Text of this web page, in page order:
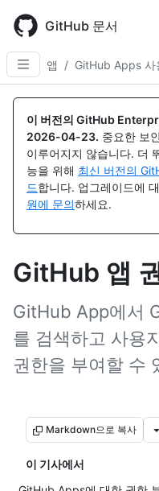
main
content
GitHub 문서
앱 / GitHub Apps 사
이 버전의 GitHub
2026-04-23. 중요한 보
이루어지지 않습니다. 더
능을 위해 최신 버전의
드합니다. 업그레이드에
원에 문의하세요.
GitHub 앱
GitHub App에서
를 검색하고 사용
권한을 부여할 수
Markdown으로 복사
이 기사에서